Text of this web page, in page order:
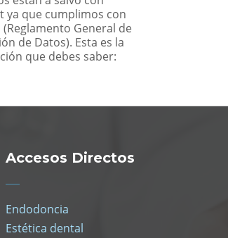
ya que cumplimos con
(Reglamento General de
de Datos). Esta es la
que debes saber:
Accesos Directos
Endodoncia
Estética dental